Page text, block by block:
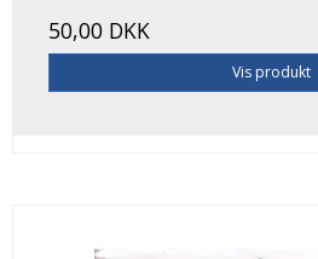
50,00 DKK
Vis produkt